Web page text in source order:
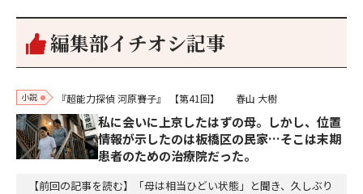
編集部イチオシ記事
小説 『超能力探偵 河原賽子』 【第41回】 春山 大樹
私に会いに上京したはずの母。しかし、位置
情報が示したのは板橋区の民家…そこは末期
患者のための治療院だった。
【前回の記事を読む】「母は相当ひどい状態」と聞き、久しぶり